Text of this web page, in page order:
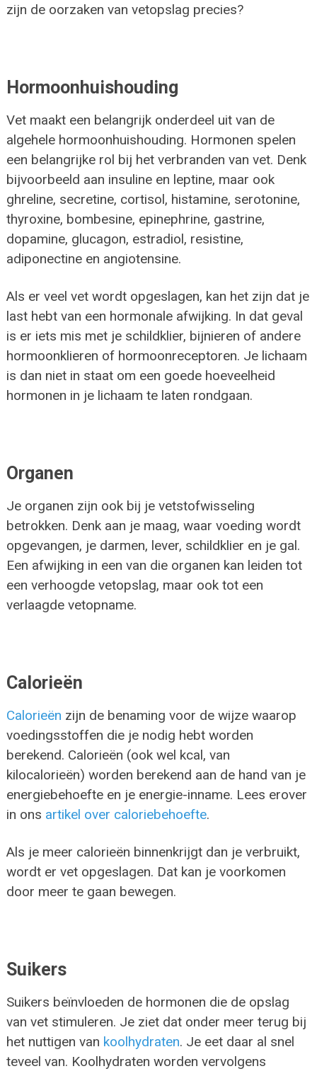
zijn de oorzaken van vetopslag precies?
Hormoonhuishouding
Vet maakt een belangrijk onderdeel uit van de
algehele hormoonhuishouding. Hormonen spelen
een belangrijke rol bij het verbranden van vet. Denk
bijvoorbeeld aan insuline en leptine, maar ook
ghreline, secretine, cortisol, histamine, serotonine,
thyroxine, bombesine, epinephrine, gastrine,
dopamine, glucagon, estradiol, resistine,
adiponectine en angiotensine.
Als er veel vet wordt opgeslagen, kan het zijn dat je
last hebt van een hormonale afwijking. In dat geval
is er iets mis met je schildklier, bijnieren of andere
hormoonklieren of hormoonreceptoren. Je lichaam
is dan niet in staat om een goede hoeveelheid
hormonen in je lichaam te laten rondgaan.
Organen
Je organen zijn ook bij je vetstofwisseling
betrokken. Denk aan je maag, waar voeding wordt
opgevangen, je darmen, lever, schildklier en je gal.
Een afwijking in een van die organen kan leiden tot
een verhoogde vetopslag, maar ook tot een
verlaagde vetopname.
Calorieën
Calorieën zijn de benaming voor de wijze waarop
voedingsstoffen die je nodig hebt worden
berekend. Calorieën (ook wel kcal, van
kilocalorieën) worden berekend aan de hand van je
energiebehoefte en je energie-inname. Lees erover
in ons artikel over caloriebehoefte.
Als je meer calorieën binnenkrijgt dan je verbruikt,
wordt er vet opgeslagen. Dat kan je voorkomen
door meer te gaan bewegen.
Suikers
Suikers beïnvloeden de hormonen die de opslag
van vet stimuleren. Je ziet dat onder meer terug bij
het nuttigen van koolhydraten. Je eet daar al snel
teveel van. Koolhydraten worden vervolgens